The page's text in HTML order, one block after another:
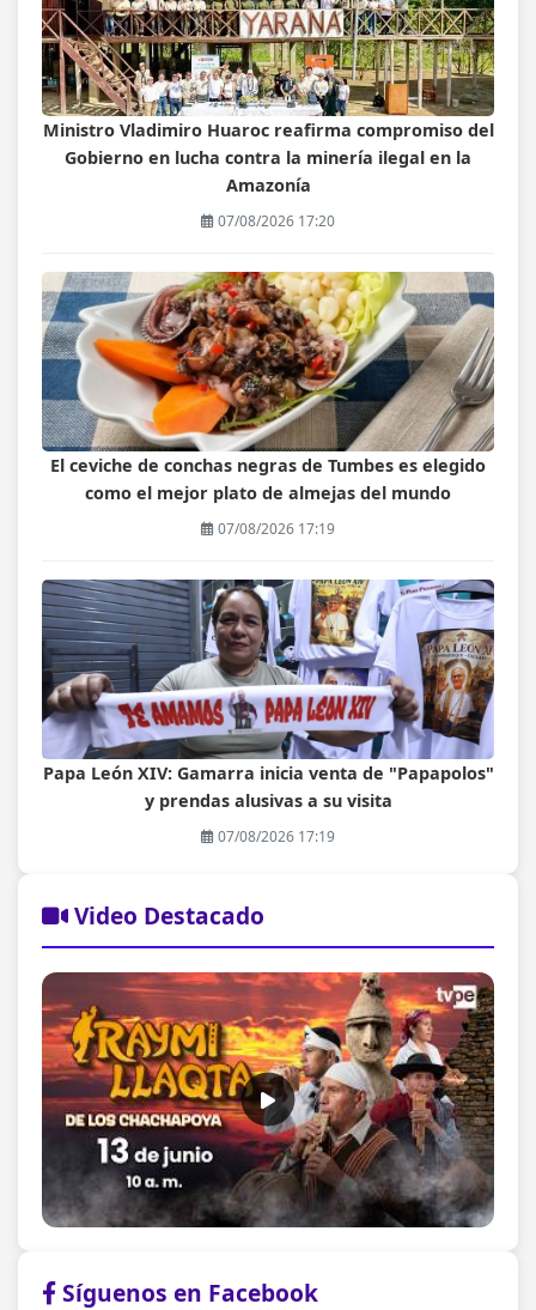
Ministro Vladimiro Huaroc reafirma compromiso del
Gobierno en lucha contra la minería ilegal en la
Amazonía
07/08/2026 17:20
El ceviche de conchas negras de Tumbes es elegido
como el mejor plato de almejas del mundo
07/08/2026 17:19
Papa León XIV: Gamarra inicia venta de "Papapolos"
y prendas alusivas a su visita
07/08/2026 17:19
Video Destacado
Síguenos en Facebook